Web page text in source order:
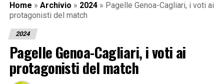
Home » Archivio » 2024 » Pagelle Genoa-Cagliari, i voti ai
protagonisti del match
2024
Pagelle Genoa-Cagliari, i voti ai
protagonisti del match